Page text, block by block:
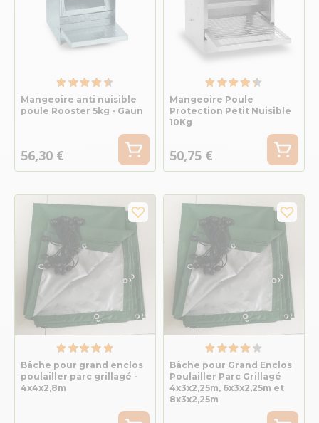
Mangeoire anti nuisible
poule Rooster 5kg - Gaun
56,30 €
Mangeoire Poule
Protection Petit Nuisible
10Kg
50,75 €
Bâche pour grand enclos
poulailler parc grillagé -
4x4x2,8m
Bâche pour Grand Enclos
Poulailler Parc Grillagé
4x3x2,25m, 6x3x2,25m et
8x3x2,25m